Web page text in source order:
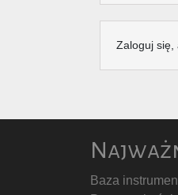
Zaloguj się,
Baza